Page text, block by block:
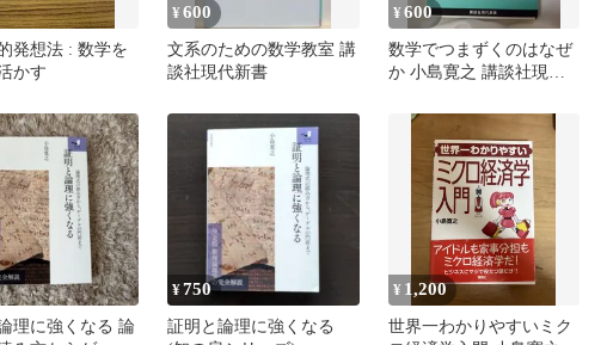
発想法 : 数学を
かす
¥600
文系のための数学教室 講
談社現代新書
¥600
数学でつまずくのはなぜ
か 小島寛之 講談社現代
理に強くなる 論
¥750
証明と論理に強くなる
¥ 1,200
世界一わかりやすいミク